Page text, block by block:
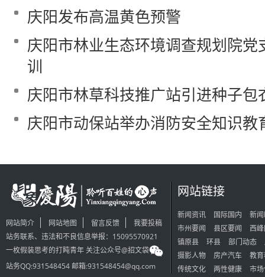
庆阳发布高温黄色预警
庆阳市林业生态环境调查规划院
训
庆阳市林草科技推广站引进种子
庆阳市动保站举办消防安全知识教
网站简介 网站地图 留言反馈
我要投稿
站务联系、违法和不良信息举报：15095570921
一枚假装思考的打盹青年 关注公众号@招文袋
站务QQ:931548454 邮箱:931548454@qq.com
网站链接
新闻资讯 国际国内
新
市州要闻
县区要闻
西
镇原县
环县 部门动态
摄影人物
房产汽车
教
传统文化
两性健康
市